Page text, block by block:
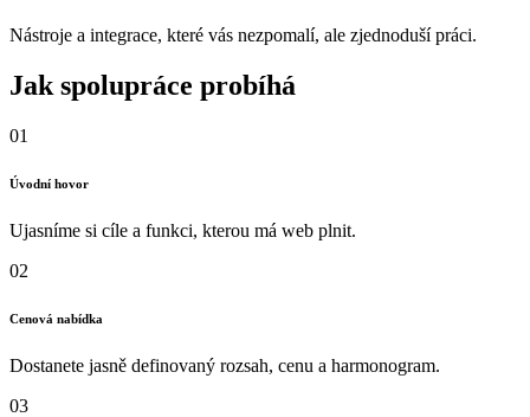
Nástroje a integrace, které vás nezpomalí, ale zjednoduší práci.
Jak spolupráce probíhá
01
Úvodní hovor
Ujasníme si cíle a funkci, kterou má web plnit.
02
Cenová nabídka
Dostanete jasně definovaný rozsah, cenu a harmonogram.
03